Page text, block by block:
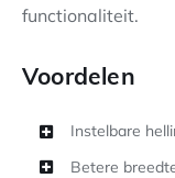
functionaliteit.
Voordelen
Instelbare
Betere